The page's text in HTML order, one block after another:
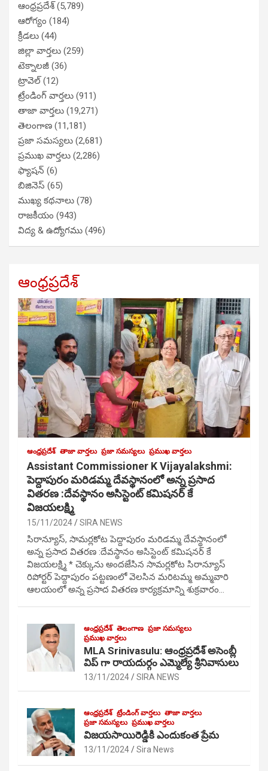
ఆంధ్రప్రదేశ్(5,789)
ఆరోగ్యం (184)
క్రీడలు (44)
జిల్లా వార్తలు (259)
టెక్నాలజీ (36)
ట్రావెల్(12)
ట్రేండింగ్ వార్తలు (911)
తాజా వార్తలు (19,271)
తెలంగాణ (11,181)
ప్రజా సమస్యలు (2,681)
ప్రముఖ వార్తలు (2,286)
ఫ్యాషన్ (6)
బిజినెస్ (65)
ముఖ్య కథనాలు (78)
రాజకీయం (943)
విద్య & ఉద్యోగము (496)
ఆంధ్రప్రదేశ్
ఆంధ్రప్రదేశ్ తాజా వార్తలు ప్రజా సమస్యలు ప్రముఖ వార్తలు
Assistant Commissioner K Vijayalakshmi:
పెద్దాపురం మరిడమ్మ దేవస్థానంలో అన్న ప్రసాద
వితరణ :దేవస్థానం అసిస్టెంట్ కమిషనర్ కే
విజయలక్ష్మి
15/11/2024 SIRA NEWS
సిరాన్యూస్, సామర్లకోట పెద్దాపురం మరిడమ్మ దేవస్థానంలో
అన్న ప్రసాద వితరణ :దేవస్థానం అసిస్టెంట్ కమిషనర్ కే
విజయలక్ష్మి * చెక్కును అందజేసిన సామర్లకోట సిరాన్యూస్
రిపోర్టర్ పెద్దాపురం పట్టణంలో వెలసిన మరిటమ్మ అమ్మవారి
ఆలయంలో అన్న ప్రసాద వితరణ కార్యక్రమాన్ని శుక్రవారం…
ఆంధ్రప్రదేశ్ తెలంగాణ ప్రజా సమస్యలు
ప్రముఖ వార్తలు
MLA Srinivasulu: ఆంధ్రప్రదేశ్ అసెంబ్లీ
విప్ గా రాయదుర్గం ఎమ్మెల్యే శ్రీనివాసులు
13/11/2024 SIRA NEWS
ఆంధ్రప్రదేశ్ ట్రేండింగ్ వార్తలు తాజా వార్తలు
ప్రజా సమస్యలు ప్రముఖ వార్తలు
విజయసాయిరెడ్డికి ఎందుకంత ప్రేమ
13/11/2024 Sira News